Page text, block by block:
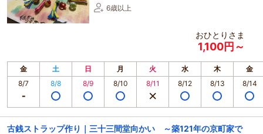
6歳以上
おひとりさま
1,100円～
金 土 日 月 火 水 木
金
8/7
8/8 8/9 8/10 8/11 8/12 8/13 8/14
古銭ストラップ作り｜三十三間堂向かい ～築121年の京町家で